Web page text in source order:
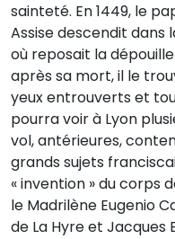
sainteté. En 1449, le
Assise descendit dans
où reposait la
après sa mort, il le
yeux entrouverts et
pourra voir à Lyon
vol, antérieures,
grands sujets
« invention » du corps
le Madrilène Eugenio
de La Hyre et Jacques